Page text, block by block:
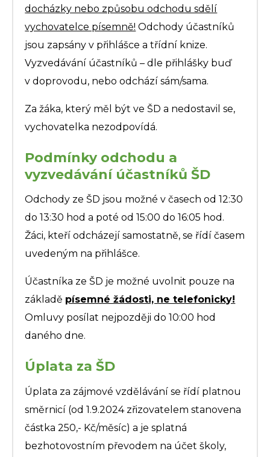
docházky nebo způsobu odchodu sdělí
vychovatelce písemně! Odchody účastníků
jsou zapsány v přihlášce a třídní knize.
Vyzvedávání účastníků – dle přihlášky buď
v doprovodu, nebo odchází sám/sama.
Za žáka, který měl být ve ŠD a nedostavil se,
vychovatelka nezodpovídá.
Podmínky odchodu a
vyzvedávání účastníků ŠD
Odchody ze ŠD jsou možné v časech od 12:30
do 13:30 hod a poté od 15:00 do 16:05 hod.
Žáci, kteří odcházejí samostatně, se řídí časem
uvedeným na přihlášce.
Účastníka ze ŠD je možné uvolnit pouze na
základě písemné žádosti, ne telefonicky!
Omluvy posílat nejpozději do 10:00 hod
daného dne.
Úplata za ŠD
Úplata za zájmové vzdělávání se řídí platnou
směrnicí (od 1.9.2024 zřizovatelem stanovena
částka 250,- Kč/měsíc) a je splatná
bezhotovostním převodem na účet školy,